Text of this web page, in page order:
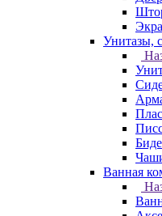
Унитазы,
Биде
Ванная